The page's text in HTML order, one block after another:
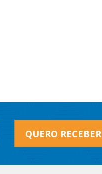
QUERO RECEBER